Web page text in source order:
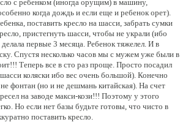
с ребенком (иногда орущим) в машину,
когда дождь и если еще и ребенок орет).
поставить кресло на шасси, забрать сумки
пристегнуть шасси, чтобы не украли (ибо
первые 3 месяца. Ребенок тяжелел. И в
Спустя несколько часов мы с мужем уже были в
Теперь все в сто раз проще. Просто посадил
коляски ибо вес очень большой). Конечно
фонтан (но и не дешмань китайская). На счет
на заводе макси-кози!!! Поэтому у этого
Но если нет базы будьте готовы, что чисто в
поставить кресло.